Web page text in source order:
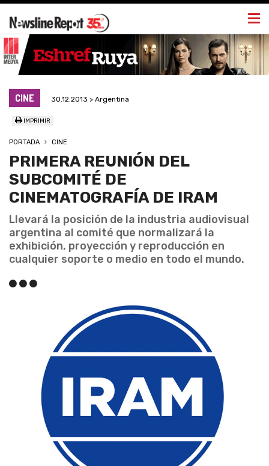
CINE 30.12.2013 > Argentina
IMPRIMIR
PORTADA CINE
PRIMERA REUNIÓN DEL
SUBCOMITÉ DE
CINEMATOGRAFÍA DE IRAM
Llevará la posición de la industria audiovisual
argentina al comité que normalizará la
exhibición, proyección y reproducción en
cualquier soporte o medio en todo el mundo.